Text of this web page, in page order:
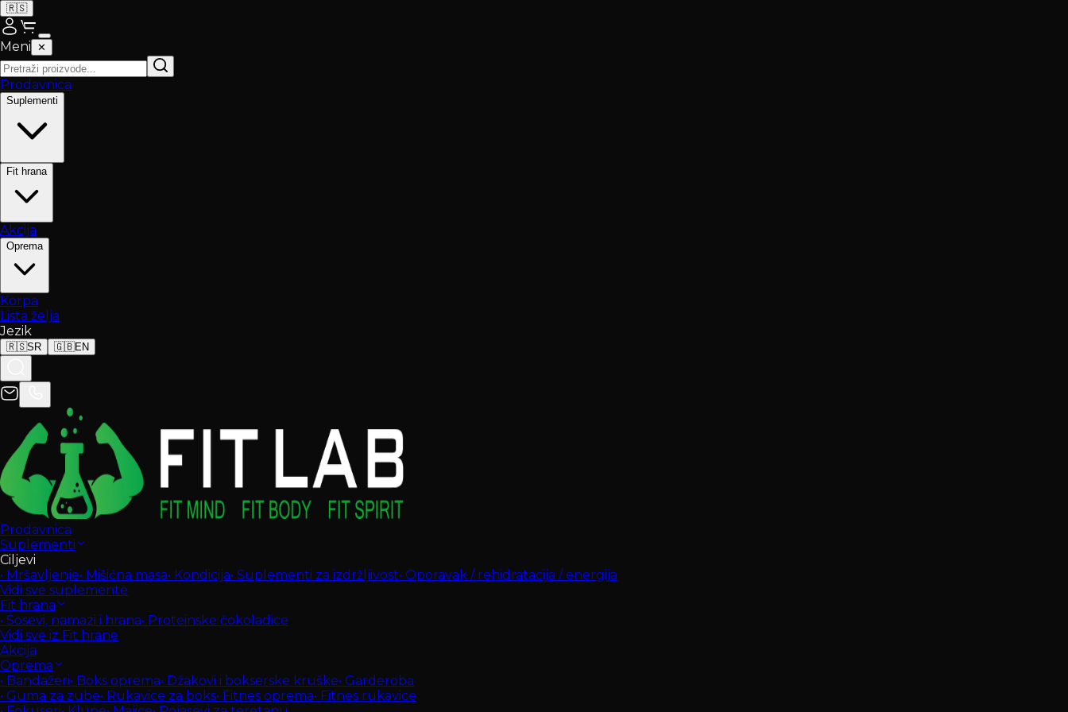
🇷🇸
Meni ✕
Prodavnica
Suplementi
Fit hrana
Akcija
Oprema
Korpa
Lista želja
Jezik
🇷🇸SR 🇬🇧EN
Prodavnica
Suplementi
Ciljevi
• Mršavljenje• Mišićna masa• Kondicija• Suplementi za izdržljivost• Oporavak / rehidratacija / energija
Vidi sve suplemente
Fit hrana
• Sosevi, namazi i hrana• Proteinske čokoladice
Vidi sve iz Fit hrane
Akcija
Oprema
• Bandažeri• Boks oprema• Džakovi i bokserske kruške• Garderoba
• Guma za zube• Rukavice za boks• Fitnes oprema• Fitnes rukavice